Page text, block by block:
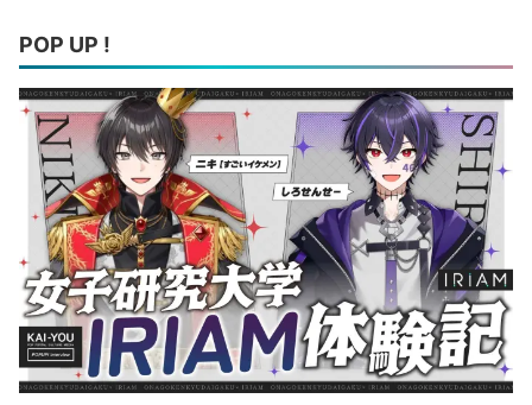
POP UP !